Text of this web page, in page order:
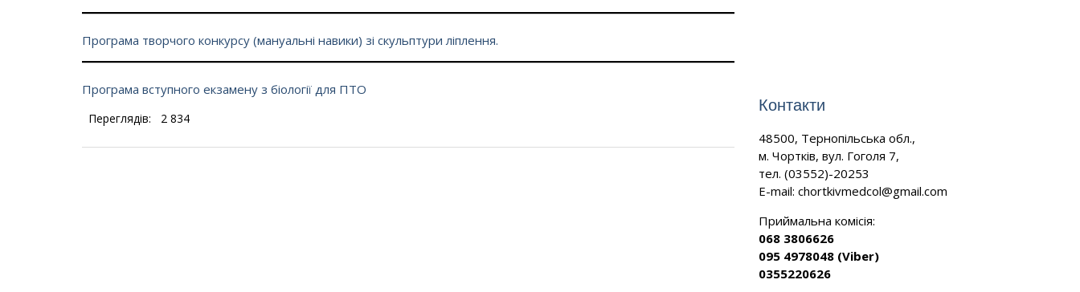
Програма творчого конкурсу (мануальні навики) зі скульптури ліплення.
Програма вступного екзамену з біології для ПТО
Переглядів: 2 834
Контакти
48500, Тернопільська обл.,
м. Чортків, вул. Гоголя 7,
тел. (03552)-20253
E-mail:chortkivmedcol@gmail.com
Приймальна комісія:
068 3806626
095 4978048 (Viber)
0355220626